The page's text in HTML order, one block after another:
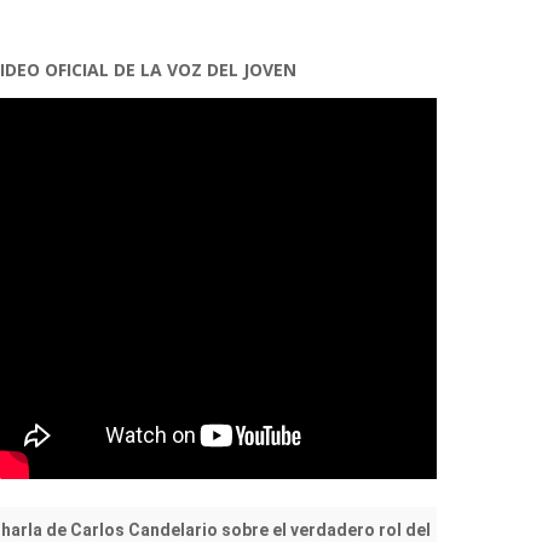
OFICIAL DE LA VOZ DEL JOVEN
de Carlos Candelario sobre el verdadero rol del